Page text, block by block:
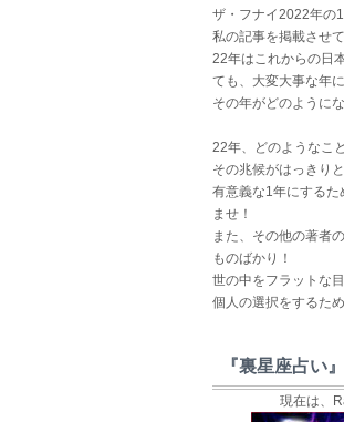
ザ・フナイ2022年の
私の記事を掲載させ
22年はこれからの日
ても、大変大事な年に
その年がどのように
22年、どのようなこ
その兆候がはっきり
有意義な1年にする
ませ！
また、その他の著者
ものばかり！
世の中をフラットな
個人の選択をするた
『裏星座占い』
現在は、